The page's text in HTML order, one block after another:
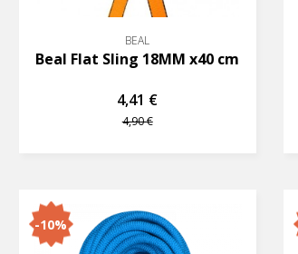
BEAL
Beal Flat Sling 18MM x40 cm
4,41 €
4,90 €
-10%